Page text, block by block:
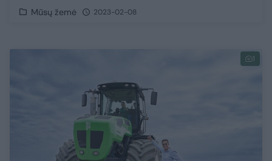
Mūsų žemė 2023-02-08
1